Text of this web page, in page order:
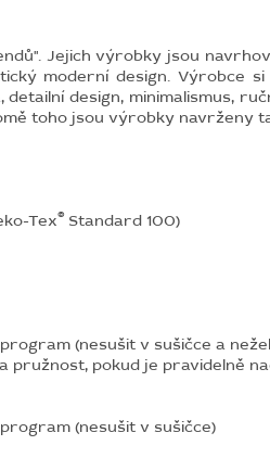
Jejich výrobky jsou
moderní design. Výrobce
detailní design, minimalismus,
toho jsou výrobky navrženy
Tex® Standard 100)
(nesušit v sušičce a
pružnost, pokud je pravidelně
(nesušit v sušičce)